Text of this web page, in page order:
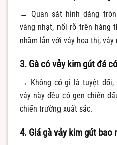
→ Quan sát hình dáng
vàng nhạt, nổi rõ trên hàng
nhầm lẫn với vảy hoa thị, vảy
3. Gà có vảy kim gút đá
→ Không có gì là tuyệt đối,
vảy này đều có gen chiến
chiến trường xuất sắc.
4. Giá gà vảy kim gút bao